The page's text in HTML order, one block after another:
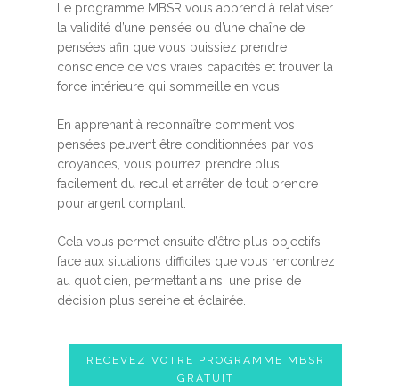
Le programme MBSR vous apprend à relativiser
la validité d’une pensée ou d’une chaîne de
pensées afin que vous puissiez prendre
conscience de vos vraies capacités et trouver la
force intérieure qui sommeille en vous.
En apprenant à reconnaître comment vos
pensées peuvent être conditionnées par vos
croyances, vous pourrez prendre plus
facilement du recul et arrêter de tout prendre
pour argent comptant.
Cela vous permet ensuite d’être plus objectifs
face aux situations difficiles que vous rencontrez
au quotidien, permettant ainsi une prise de
décision plus sereine et éclairée.
RECEVEZ VOTRE PROGRAMME MBSR
GRATUIT